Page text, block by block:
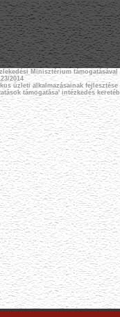
Minisztérium támogatásával
2014
üzleti alkalmazásainak fejlesztése
támogatása' intézkedés